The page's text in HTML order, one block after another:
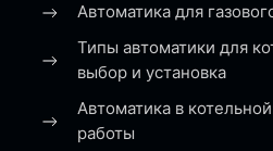
Автоматика для
Типы автоматики для
выбор и установка
Автоматика в
работы